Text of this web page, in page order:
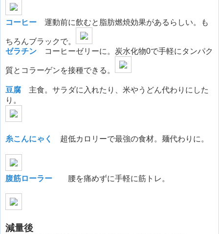
コーヒー 運動前に飲むと脂肪燃焼効果があるらしい。も
ちろんブラックで。
ゼラチン コーヒーゼリーに。炭水化物0で手軽にタンパク
質とコラーゲンを接種できる。
豆腐 主食。サラダに入れたり、米やうどん代わりにした
り。
糸こんにゃく 超低カロリーで最強の食材。麺代わりに。
腹筋ローラー 腰を痛めずに手軽に筋トレ。
減量後